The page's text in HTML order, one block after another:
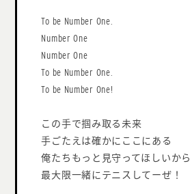
To be Number One.
Number One
Number One
To be Number One.
To be Number One!
この手で掴み取る未来
手ごたえは確かにここにある
俺たちもっと見守ってほしいから
最大限一緒にテニスしてーぜ！